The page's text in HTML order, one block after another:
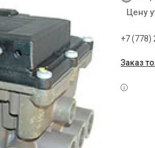
Цену
+7 (778)
Заказ